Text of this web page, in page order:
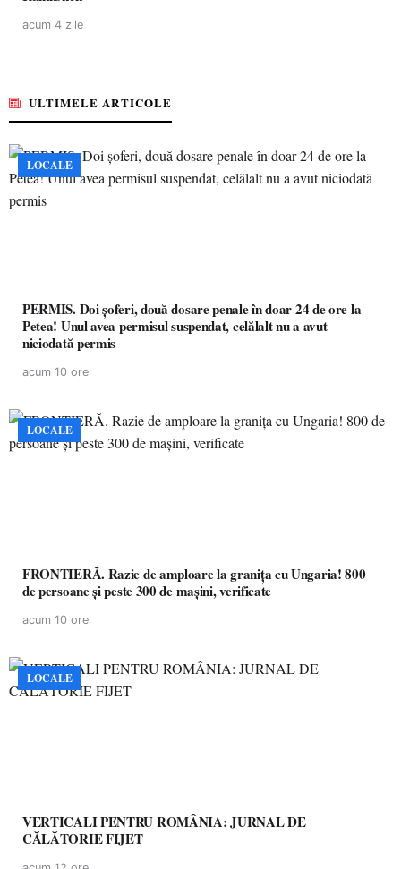
acum 4 zile
ULTIMELE ARTICOLE
LOCALE
PERMIS. Doi șoferi, două dosare penale în doar 24 de ore la
Petea! Unul avea permisul suspendat, celălalt nu a avut
niciodată permis
acum 10 ore
LOCALE
FRONTIERĂ. Razie de amploare la granița cu Ungaria! 800
de persoane și peste 300 de mașini, verificate
acum 10 ore
LOCALE
VERTICALI PENTRU ROMÂNIA: JURNAL DE
CĂLĂTORIE FIJET